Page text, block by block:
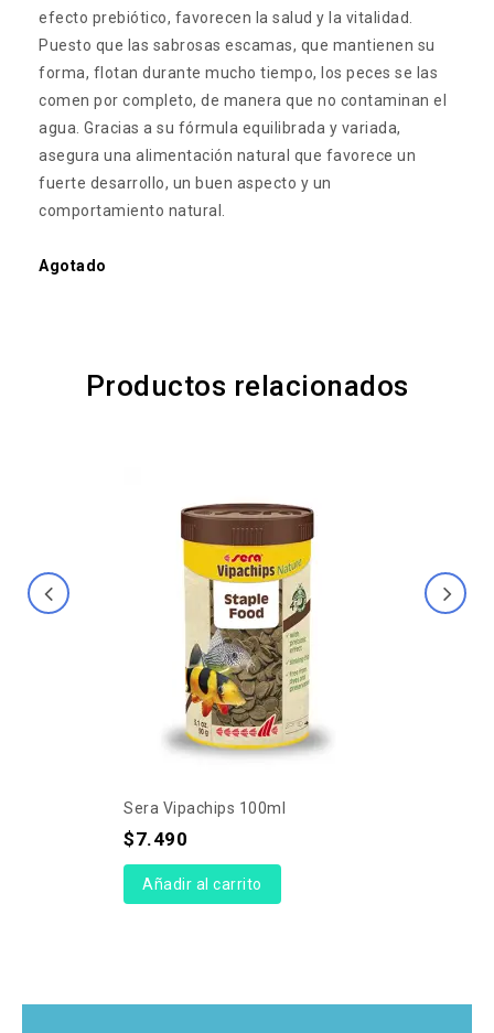
efecto prebiótico, favorecen la salud y la vitalidad.
Puesto que las sabrosas escamas, que mantienen su
forma, flotan durante mucho tiempo, los peces se las
comen por completo, de manera que no contaminan el
agua. Gracias a su fórmula equilibrada y variada,
asegura una alimentación natural que favorece un
fuerte desarrollo, un buen aspecto y un
comportamiento natural.
Agotado
Productos relacionados
Sera Vipachips 100ml
$7.490
Añadir al carrito